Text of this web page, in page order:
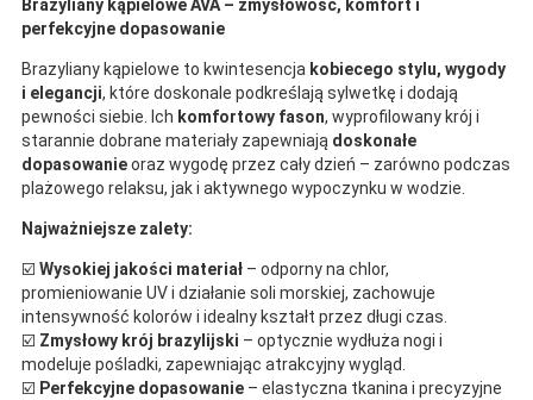
Brazyliany kąpielowe AVA – zmysłowość, komfort i
perfekcyjne dopasowanie
Brazyliany kąpielowe to kwintesencja kobiecego stylu, wygody
i elegancji, które doskonale podkreślają sylwetkę i dodają
pewności siebie. Ich komfortowy fason, wyprofilowany krój i
starannie dobrane materiały zapewniają doskonałe
dopasowanieoraz wygodę przez cały dzień – zarówno podczas
plażowego relaksu, jak i aktywnego wypoczynku w wodzie.
Najważniejsze zalety:
☑️ Wysokiej jakości materiał – odporny na chlor,
promieniowanie UV i działanie soli morskiej, zachowuje
intensywność kolorów i idealny kształt przez długi czas.
☑️ Zmysłowy krój brazylijski – optycznie wydłuża nogi i
modeluje pośladki, zapewniając atrakcyjny wygląd.
☑️ Perfekcyjne dopasowanie – elastyczna tkanina i precyzyjne